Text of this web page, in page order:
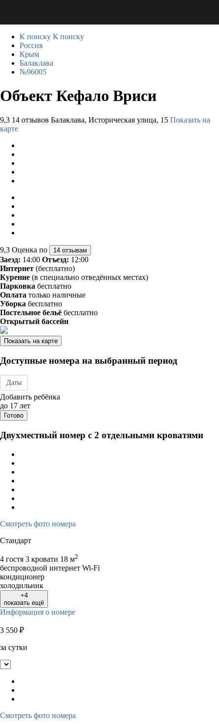
К поиску К поиску
Россия
Крым
Балаклава
№96005
Объект Кефало Вриси
9,3 14 отзывов Балаклава, Историческая улица, 15 Показать на
карте
9,3 Оценка по 14 отзывам
Заезд: 14:00 Отъезд: 12:00
Интернет (бесплатно)
Курение (в специально отведённых местах)
Парковка бесплатно
Оплата только наличные
Уборка бесплатно
Постельное бельё бесплатно
Открытый бассейн
Показать на карте
Доступные номера на выбранный период
Даты
Дата заезда - отъезда
Добавить ребёнка
до 17 лет
Готово
Двухместный номер с 2 отдельными кроватями
Смотреть фото номера
Стандарт
4 гостя 3 кровати 18 м2
беспроводной интернет Wi-Fi
кондиционер
холодильник
+4
показать ещё
Информация о номере
3 550 ₽
за сутки
Смотреть фото номера